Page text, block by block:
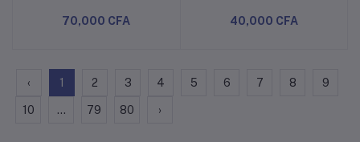
Bluetooth 5.4, 16 Heures
enceintes Auracast
70,000 CFA 40,000 CFA
‹ 1 2 3 4 5 6 7 8 9
10 ... 79 80 ›